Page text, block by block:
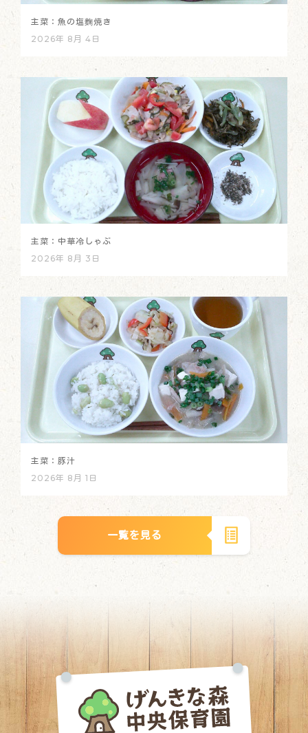
主菜：魚の塩麴焼き
2026年 8月 4日
主菜：中華冷しゃぶ
2026年 8月 3日
主菜：豚汁
2026年 8月 1日
一覧を見る